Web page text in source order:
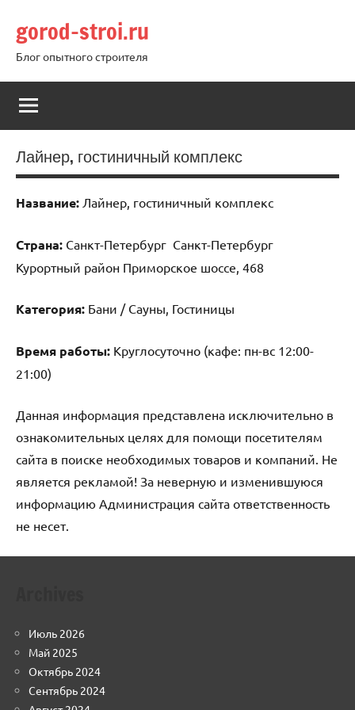
содержимому
gorod-stroi.ru
Блог опытного строителя
Лайнер, гостиничный комплекс
Название: Лайнер, гостиничный комплекс
Страна: Санкт-Петербург Санкт-Петербург
Курортный район Приморское шоссе, 468
Категория: Бани / Сауны, Гостиницы
Время работы: Круглосуточно (кафе: пн-вс 12:00-
21:00)
Данная информация представлена исключительно в
ознакомительных целях для помощи посетителям
сайта в поиске необходимых товаров и компаний. Не
является рекламой! За неверную и изменившуюся
информацию Администрация сайта ответственность
не несет.
Июль 2026
Май 2025
Октябрь 2024
Сентябрь 2024